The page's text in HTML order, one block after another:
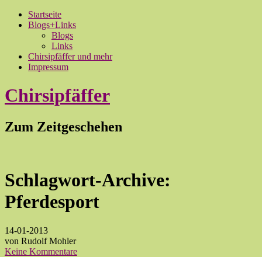
Startseite
Blogs+Links
Blogs
Links
Chirsipfäffer und mehr
Impressum
Chirsipfäffer
Zum Zeitgeschehen
Schlagwort-Archive:
Pferdesport
14-01-2013
von Rudolf Mohler
Keine Kommentare